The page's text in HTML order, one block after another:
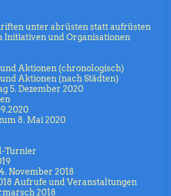
unter abrüsten statt aufrüsten
Initiativen und Organisationen
Aktionen (chronologisch)
Aktionen (nach Städten)
5. Dezember 2020
8. Mai 2020
Turnier
November 2018
Aufrufe und Veranstaltungen
2018